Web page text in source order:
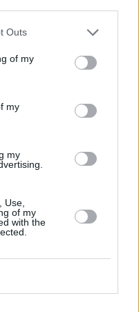
cuenta que algún
el derecho de
se aplicarán
en este sitio web o
Outs
of my
my
my
Use,
of my
with the